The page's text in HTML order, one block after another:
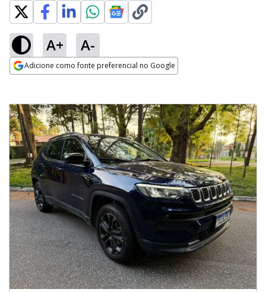
A+ A-
Adicione como fonte preferencial no Google